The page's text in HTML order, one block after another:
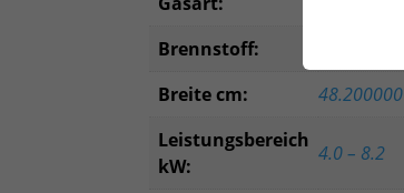
Brennstoff:
Breite cm:
48.200000
Leistungsbereich
kW:
4.0 – 8.2